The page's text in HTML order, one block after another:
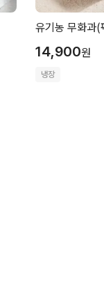
유기농 무화과
14,900원
냉장